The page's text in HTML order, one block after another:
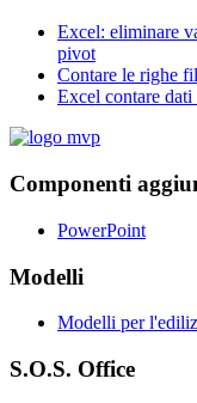
Excel: eliminare
pivot
Contare le righe
Excel contare
Componenti
PowerPoint
Modelli
Modelli per
S.O.S. Office